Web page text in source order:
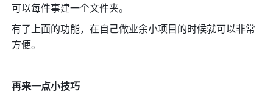
可以每件事建一个文件夹。
有了上面的功能，在自己做业余小项目的时候就可以非常
方便。
再来一点小技巧